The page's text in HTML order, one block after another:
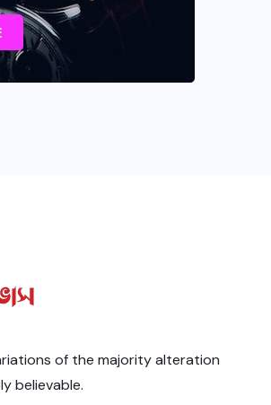
of the majority alteration
believable.